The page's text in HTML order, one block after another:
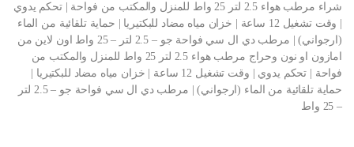
شراء مرطب هواء 2.5 لتر 25 واط للمنزل والمكتب من فواحة | تحكم يدوي
| وقت تشغيل 12 ساعة | خزان مياه مضاد للبكتيريا | حماية تلقائية من الماء
(ارجواني) | مرطب دي ال سي فواحة جو – 2.5 لتر – 25 واط اون لاين من
امازون او نون وحراج مرطب هواء 2.5 لتر 25 واط للمنزل والمكتب من
فواحة | تحكم يدوي | وقت تشغيل 12 ساعة | خزان مياه مضاد للبكتيريا |
حماية تلقائية من الماء (ارجواني) | مرطب دي ال سي فواحة جو – 2.5 لتر
– 25 واط